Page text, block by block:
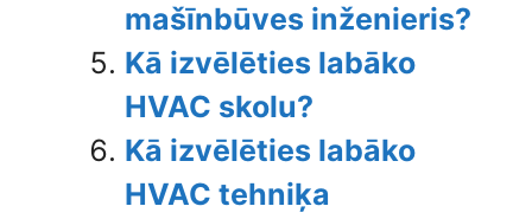
mašīnbūves inženieris?
Kā izvēlēties labāko
HVAC skolu?
Kā izvēlēties labāko
HVAC tehniķa